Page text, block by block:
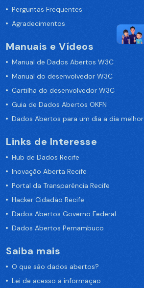
Perguntas Frequentes
Agradecimentos
Manuais e Vídeos
Manual de Dados Abertos W3C
Manual do desenvolvedor W3C
Cartilha do desenvolvedor W3C
Guia de Dados Abertos OKFN
Dados Abertos para um dia a dia melhor
Links de Interesse
Hub de Dados Recife
Inovação Aberta Recife
Portal da Transparência Recife
Hacker Cidadão Recife
Dados Abertos Governo Federal
Dados Abertos Pernambuco
Saiba mais
O que são dados abertos?
Lei de acesso a informação